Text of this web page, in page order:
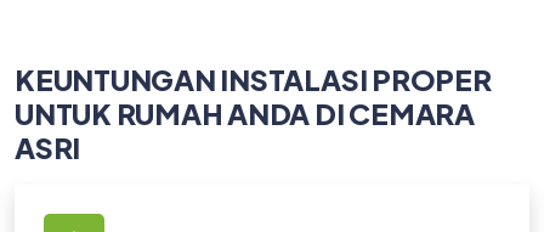
KEUNTUNGAN INSTALASI PROPER
UNTUK RUMAH ANDA DI CEMARA
ASRI